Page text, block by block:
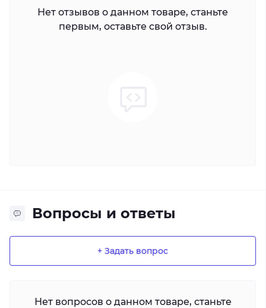
Нет отзывов о данном товаре, станьте
первым, оставьте свой отзыв.
Вопросы и ответы
+ Задать вопрос
Нет вопросов о данном товаре, станьте